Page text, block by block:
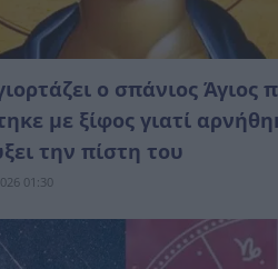
ο σπάνιος Άγιος
με ξίφος γιατί
την πίστη του
01:30